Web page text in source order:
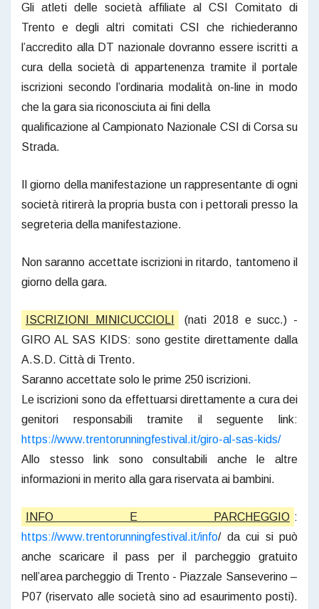
Gli atleti delle società affiliate al CSI Comitato di
Trento e degli altri comitati CSI che richiederanno
l’accredito alla DT nazionale dovranno essere iscritti a
cura della società di appartenenza tramite il portale
iscrizioni secondo l’ordinaria modalità on-line in modo
che la gara sia riconosciuta ai fini della
qualificazione al Campionato Nazionale CSI di Corsa su
Strada.
Il giorno della manifestazione un rappresentante di ogni
società ritirerà la propria busta con i pettorali presso la
segreteria della manifestazione.
Non saranno accettate iscrizioni in ritardo, tantomeno il
giorno della gara.
ISCRIZIONI MINICUCCIOLI
(nati 2018 e succ.) -
GIRO AL SAS KIDS: sono gestite direttamente dalla
A.S.D. Città di Trento.
Saranno accettate solo le prime 250 iscrizioni.
Le iscrizioni sono da effettuarsi direttamente a cura dei
genitori responsabili tramite il seguente link:
https://www.trentorunningfestival.it/giro-al-sas-kids/
Allo stesso link sono consultabili anche le altre
informazioni in merito alla gara riservata ai bambini.
INFO E PARCHEGGIO :
https://www.trentorunningfestival.it/info/ da cui si può
anche scaricare il pass per il parcheggio gratuito
nell’area parcheggio di Trento - Piazzale Sanseverino –
P07 (riservato alle società sino ad esaurimento posti).